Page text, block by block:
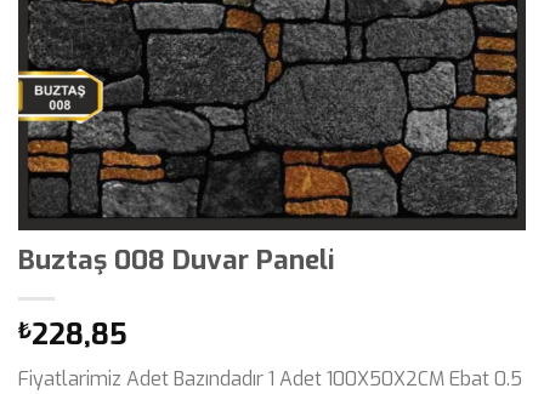
Buztaş 008 Duvar Paneli
₺228,85
Fiyatlarimiz Adet Bazındadır 1 Adet 100X50X2CM Ebat 0.5